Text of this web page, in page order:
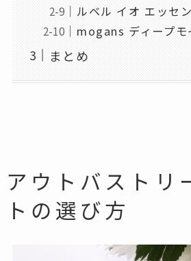
ルベル イオ エッセ
mogans ディープモ
まとめ
アウトバストリ
トの選び方